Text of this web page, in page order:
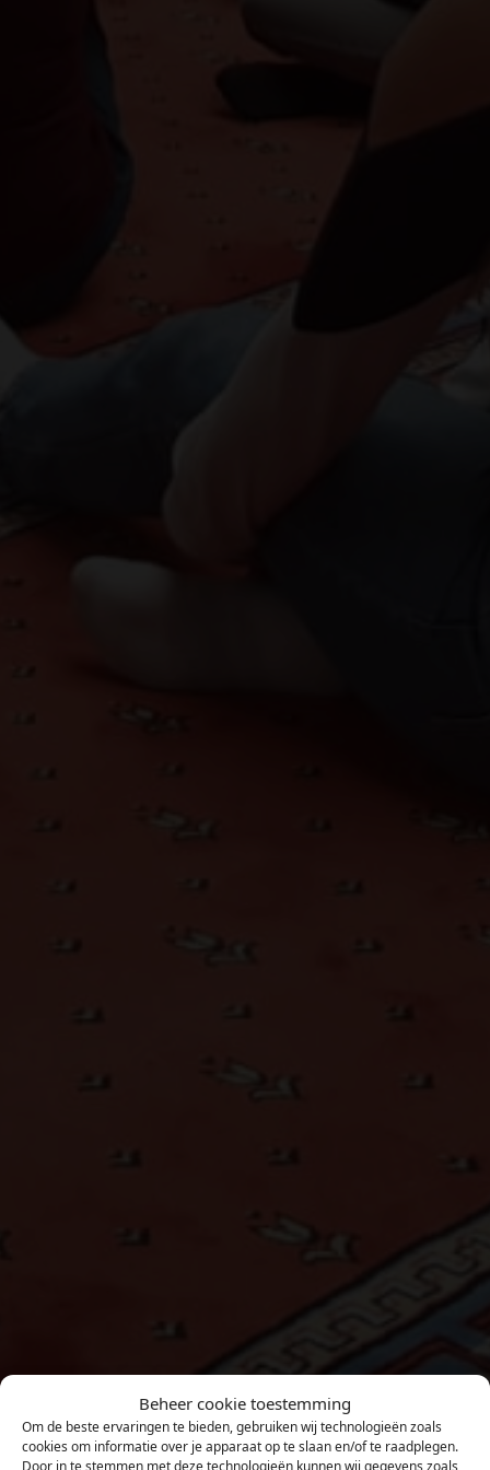
Beheer cookie toestemming
Om de beste ervaringen te bieden, gebruiken wij technologieën zoals
cookies om informatie over je apparaat op te slaan en/of te raadplegen.
Door in te stemmen met deze technologieën kunnen wij gegevens zoals